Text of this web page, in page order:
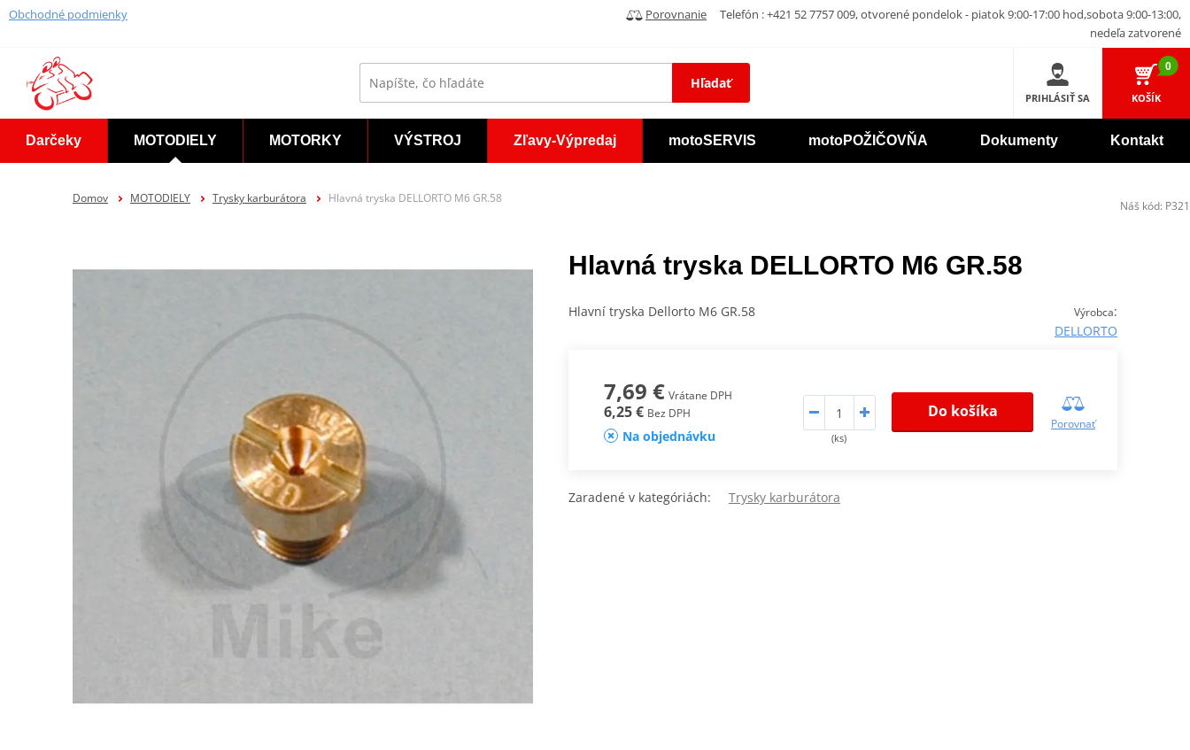
Obchodné podmienky Porovnanie
Telefón : +421 52 7757 009, otvorené pondelok - piatok 9:00-17:00 hod,sobota 9:00-13:00,
nedeľa zatvorené
Hľadať
PRIHLÁSIŤ SA
0
KOŠÍK
Darčeky MOTODIELY MOTORKY VÝSTROJ Zľavy-Výpredaj motoSERVIS motoPOŽIČOVŇA Dokumenty Kontakt
Domov MOTODIELY Trysky karburátora Hlavná tryska DELLORTO M6 GR.58
Hlavná tryska DELLORTO M6 GR.58
Výrobca:
DELLORTO
Hlavní tryska Dellorto M6 GR.58
7,69 € Vrátane DPH
6,25 € Bez DPH
Na objednávku (ks)
Do košíka
Porovnať
Zaradené v kategóriách: Trysky karburátora
Náš kód: P321